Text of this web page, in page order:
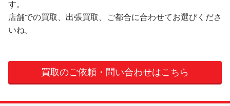
す。
店舗での買取、出張買取、ご都合に合わせてお選びくださ
いね。
買取のご依頼・問い合わせはこちら